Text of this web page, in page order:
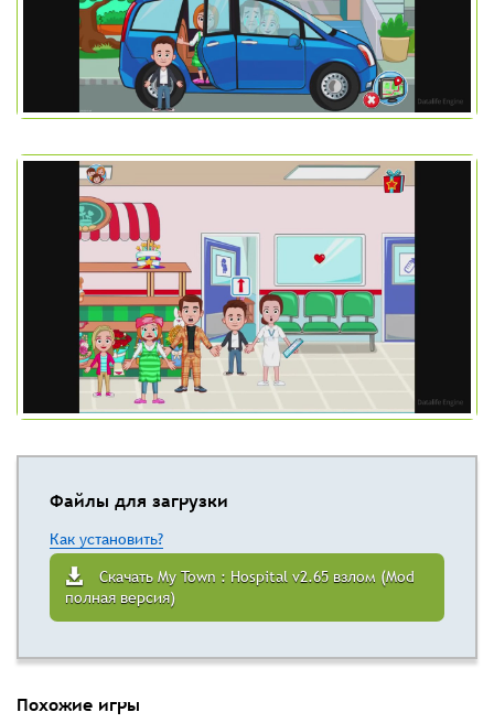
Файлы для загрузки
Как установить?
Скачать My Town : Hospital v2.65 взлом (Mod
полная версия)
Похожие игры